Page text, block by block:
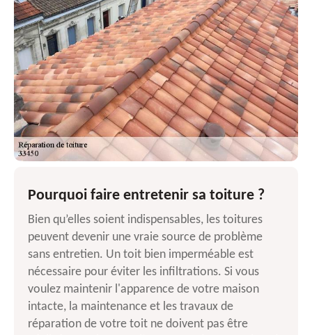
Pourquoi faire entretenir sa toiture ?
Bien qu’elles soient indispensables, les toitures
peuvent devenir une vraie source de problème
sans entretien. Un toit bien imperméable est
nécessaire pour éviter les infiltrations. Si vous
voulez maintenir l'apparence de votre maison
intacte, la maintenance et les travaux de
réparation de votre toit ne doivent pas être